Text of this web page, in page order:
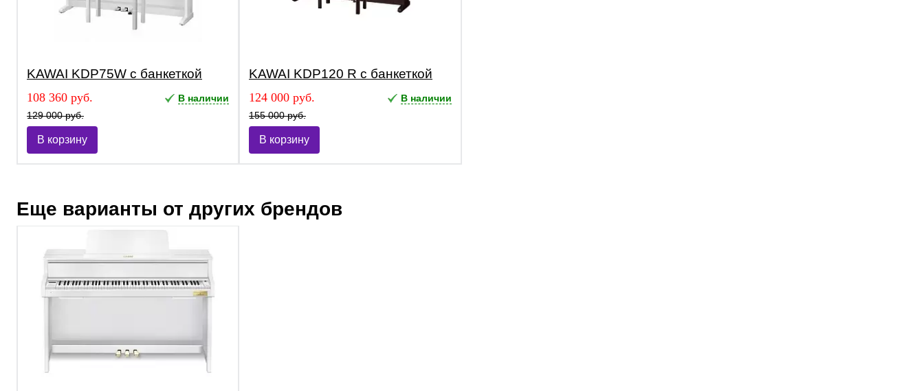
KAWAI KDP75W с банкеткой
108 360 руб.
129 000 руб.
В наличии
В корзину
KAWAI KDP120 R с банкеткой
124 000 руб.
155 000 руб.
В наличии
В корзину
Еще варианты от других брендов